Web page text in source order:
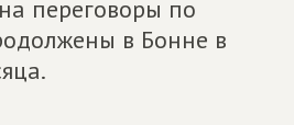
переговоры по
в Бонне в